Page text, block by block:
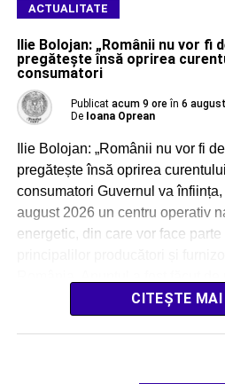
ACTUALITATE
Ilie Bolojan: „Românii nu vor fi
pregătește însă oprirea
consumatori
Publicat acum 9 ore în 6
De Ioana Oprean
Ilie Bolojan: „Românii nu vor fi
pregătește însă oprirea
consumatori Guvernul va
august 2026 un centru operativ
energetic, din care vor face
CITEȘTE MAI